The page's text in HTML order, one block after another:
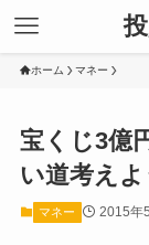
ホーム マネー
宝くじ3億
い道考え
マネー 2015年